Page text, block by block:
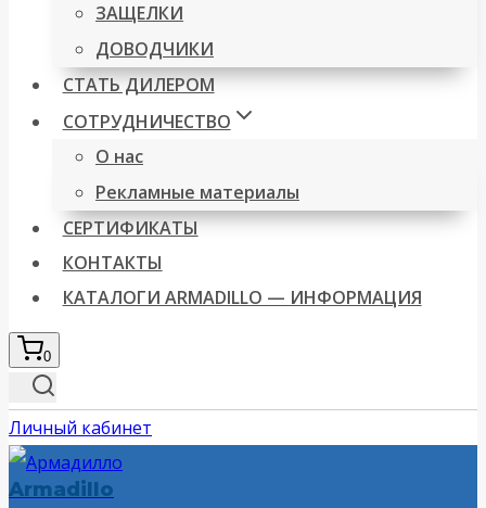
ЗАЩЕЛКИ
ДОВОДЧИКИ
СТАТЬ ДИЛЕРОМ
СОТРУДНИЧЕСТВО
О нас
Рекламные материалы
СЕРТИФИКАТЫ
КОНТАКТЫ
КАТАЛОГИ ARMADILLO — ИНФОРМАЦИЯ
0
Личный кабинет
Armadillo